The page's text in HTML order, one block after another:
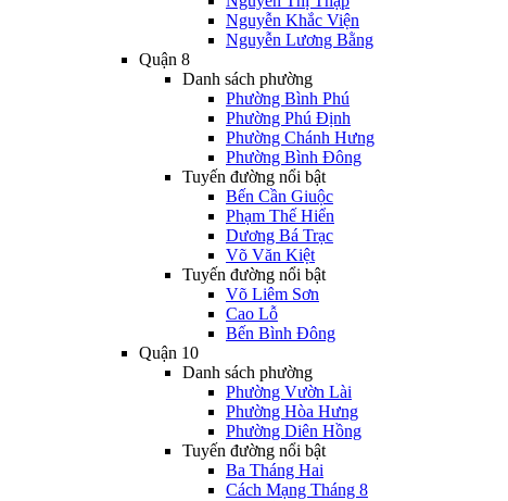
Nguyễn Khắc Viện
Nguyễn Lương Bằng
Quận 8
Danh sách phường
Phường Bình Phú
Phường Phú Định
Phường Chánh Hưng
Phường Bình Đông
Tuyến đường nổi bật
Bến Cần Giuộc
Phạm Thế Hiển
Dương Bá Trạc
Võ Văn Kiệt
Tuyến đường nổi bật
Võ Liêm Sơn
Cao Lỗ
Bến Bình Đông
Quận 10
Danh sách phường
Phường Vườn Lài
Phường Hòa Hưng
Phường Diên Hồng
Tuyến đường nổi bật
Ba Tháng Hai
Cách Mạng Tháng 8